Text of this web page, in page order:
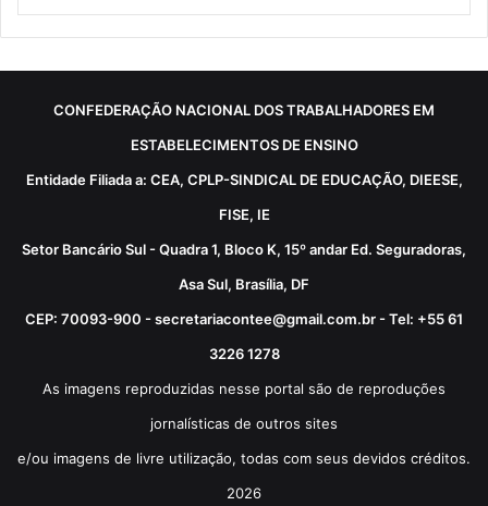
CONFEDERAÇÃO NACIONAL DOS TRABALHADORES EM
ESTABELECIMENTOS DE ENSINO
Entidade Filiada a: CEA, CPLP-SINDICAL DE EDUCAÇÃO, DIEESE,
FISE, IE
Setor Bancário Sul - Quadra 1, Bloco K, 15º andar Ed. Seguradoras,
Asa Sul, Brasília, DF
CEP: 70093-900 - secretariacontee@gmail.com.br - Tel: +55 61
3226 1278
As imagens reproduzidas nesse portal são de reproduções
jornalísticas de outros sites
e/ou imagens de livre utilização, todas com seus devidos créditos.
2026